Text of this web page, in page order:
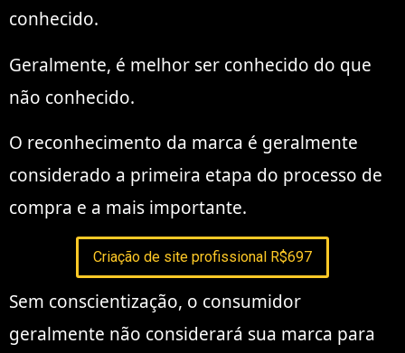
conhecido.
Geralmente, é melhor ser conhecido do que
não conhecido.
O reconhecimento da marca é geralmente
considerado a primeira etapa do processo de
compra e a mais importante.
Criação de site profissional R$697
Sem conscientização, o consumidor
geralmente não considerará sua marca para